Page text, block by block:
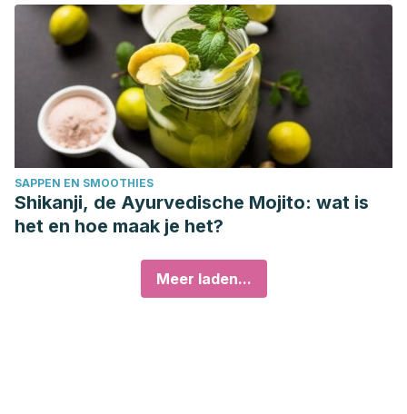
SAPPEN EN SMOOTHIES
Shikanji, de Ayurvedische Mojito: wat is
het en hoe maak je het?
Meer laden...